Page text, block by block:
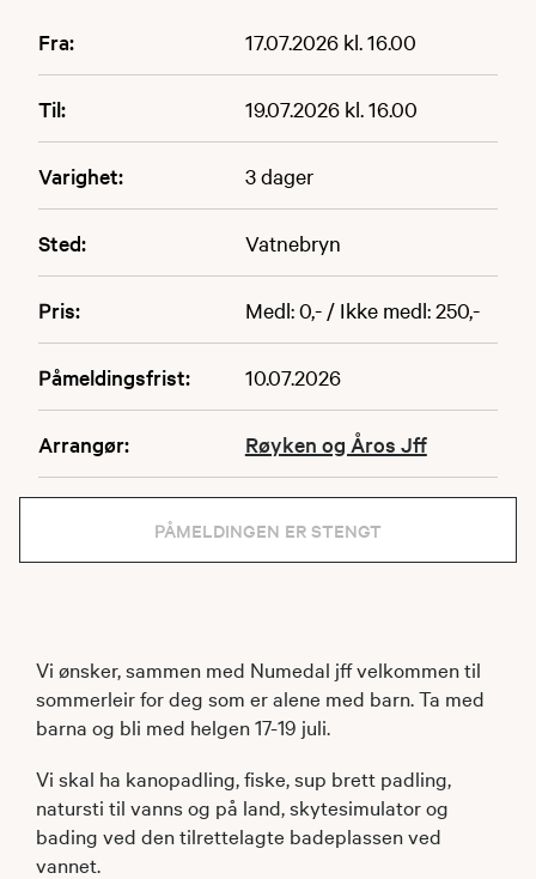
Fra: 17.07.2026 kl. 16.00
Til: 19.07.2026 kl. 16.00
Varighet: 3 dager
Sted: Vatnebryn
Pris: Medl: 0,- / Ikke medl: 250,-
Påmeldingsfrist: 10.07.2026
Arrangør: Røyken og Åros Jff
PÅMELDINGEN ER STENGT
Vi ønsker, sammen med Numedal jff velkommen til
sommerleir for deg som er alene med barn. Ta med
barna og bli med helgen 17-19 juli.
Vi skal ha kanopadling, fiske, sup brett padling,
natursti til vanns og på land, skytesimulator og
bading ved den tilrettelagte badeplassen ved
vannet.